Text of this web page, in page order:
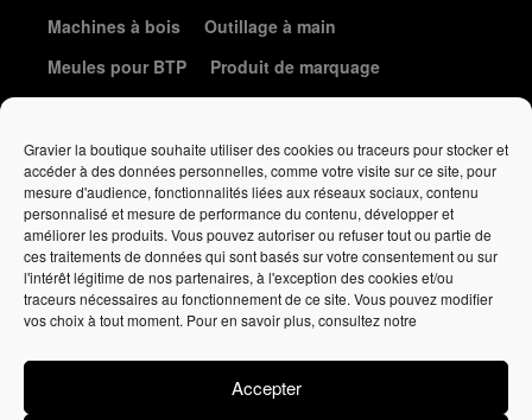
Gravier la boutique souhaite utiliser des cookies ou traceurs pour stocker et
accéder à des données personnelles, comme votre visite sur ce site, pour
mesure d'audience, fonctionnalités liées aux réseaux sociaux, contenu
personnalisé et mesure de performance du contenu, développer et
améliorer les produits. Vous pouvez autoriser ou refuser tout ou partie de
ces traitements de données qui sont basés sur votre consentement ou sur
l'intérêt légitime de nos partenaires, à l'exception des cookies et/ou
traceurs nécessaires au fonctionnement de ce site. Vous pouvez modifier
vos choix à tout moment. Pour en savoir plus, consultez notre
Accepter
Machines à bois
Outillage à main
Meules pour BTP
Produit de marquage
Élément de liste